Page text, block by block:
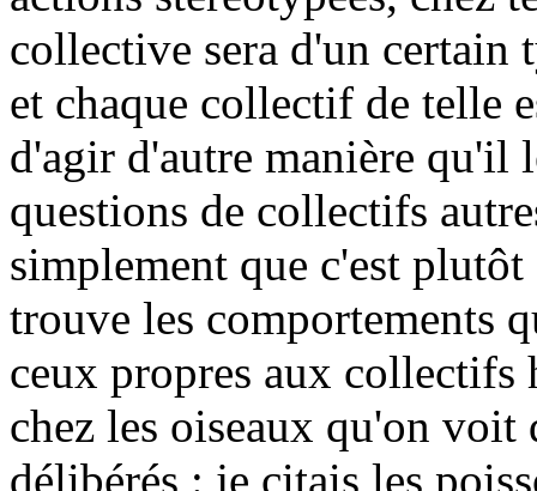
collective sera d'un certain
et chaque collectif de telle
d'agir d'autre manière qu'il
questions de collectifs
simplement que c'est
trouve les comportements
ceux propres aux collectifs
chez les oiseaux qu'on
délibérés : je citais les